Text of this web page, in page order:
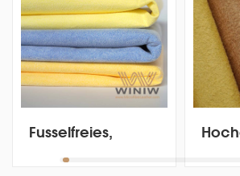
Hochempfindliches,